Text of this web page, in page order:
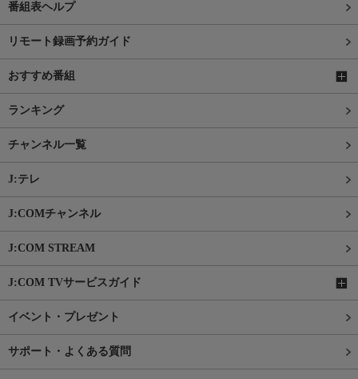
番組表ヘルプ
リモート録画予約ガイド
おすすめ番組
ランキング
チャンネル一覧
J:テレ
J:COMチャンネル
J:COM STREAM
J:COM TVサービスガイド
イベント・プレゼント
サポート・よくある質問